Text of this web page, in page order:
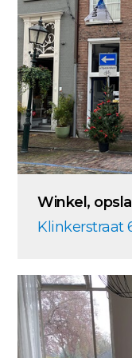
Winkel,
Klinkerstraat